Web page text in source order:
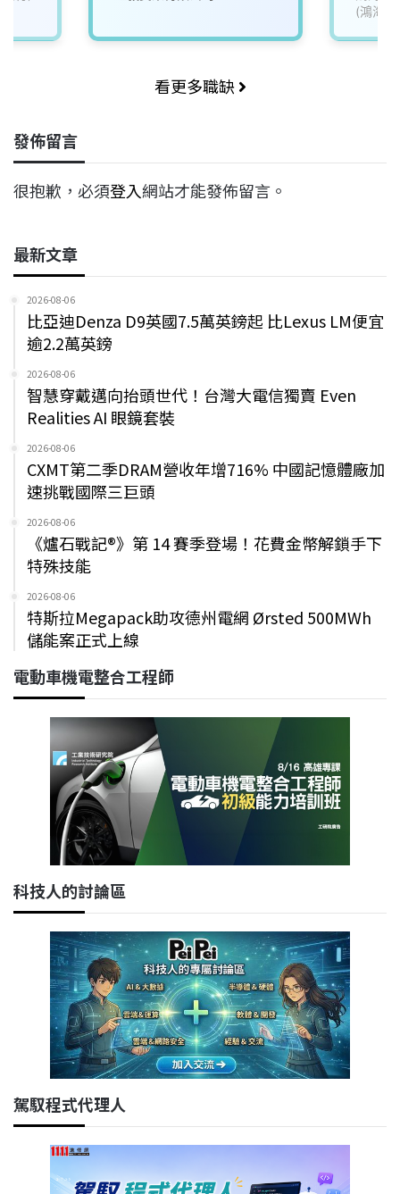
(鴻海)
看更多職缺
發佈留言
很抱歉，必須登入網站才能發佈留言。
最新文章
2026-08-06
比亞迪Denza D9英國7.5萬英鎊起 比Lexus LM便宜
逾2.2萬英鎊
2026-08-06
智慧穿戴邁向抬頭世代！台灣大電信獨賣 Even
Realities AI 眼鏡套裝
2026-08-06
CXMT第二季DRAM營收年增716% 中國記憶體廠加
速挑戰國際三巨頭
2026-08-06
《爐石戰記®》第 14 賽季登場！花費金幣解鎖手下
特殊技能
2026-08-06
特斯拉Megapack助攻德州電網 Ørsted 500MWh
儲能案正式上線
電動車機電整合工程師
科技人的討論區
駕馭程式代理人